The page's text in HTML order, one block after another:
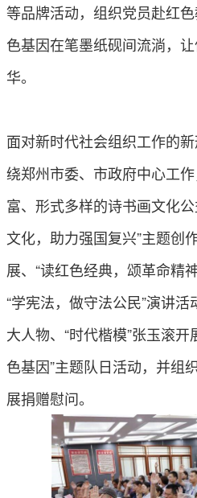
等品牌活动，组织党员赴红
色基因在笔墨纸砚间流淌，
华。
面对新时代社会组织工作的
绕郑州市委、市政府中心工
富、形式多样的诗书画文化
文化，助力强国复兴”主题创
展、“读红色经典，颂革命精
“学宪法，做守法公民”演讲活
大人物、“时代楷模”张玉滚
色基因”主题队日活动，并组
展捐赠慰问。